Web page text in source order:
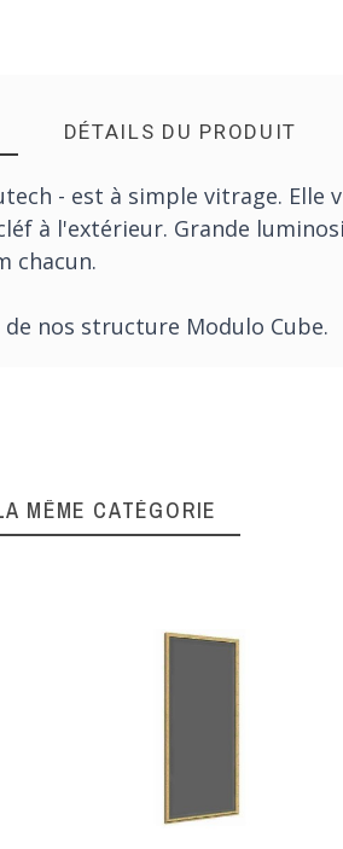
DÉTAILS DU PRODUIT
- est à simple vitrage. Elle
à l'extérieur. Grande
chacun.
nos structure Modulo Cube.
MÊME CATÉGORIE